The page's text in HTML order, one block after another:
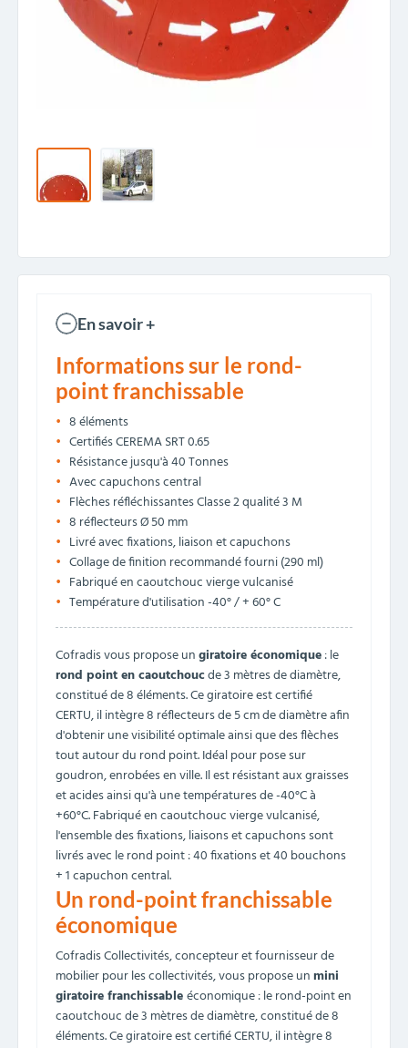
En savoir +
Informations sur le rond-
point franchissable
8 éléments
Certifiés CEREMA SRT 0.65
Résistance jusqu'à 40 Tonnes
Avec capuchons central
Flèches réfléchissantes Classe 2 qualité 3 M
8 réflecteurs Ø 50 mm
Livré avec fixations, liaison et capuchons
Collage de finition recommandé fourni (290 ml)
Fabriqué en caoutchouc vierge vulcanisé
Température d'utilisation -40° / + 60° C
Cofradis vous propose ungiratoire économique: le
rond point en caoutchoucde 3 mètres de diamètre,
constitué de 8 éléments. Ce giratoire est certifié
CERTU, il intègre 8 réflecteurs de 5 cm de diamètre afin
d'obtenir une visibilité optimale ainsi que des flèches
tout autour du rond point. Idéal pour pose sur
goudron, enrobées en ville. Il est résistant aux graisses
et acides ainsi qu'à une températures de -40°C à
+60°C. Fabriqué en caoutchouc vierge vulcanisé,
l'ensemble des fixations, liaisons et capuchons sont
livrés avec le rond point : 40 fixations et 40 bouchons
+ 1 capuchon central.
Un rond-point franchissable
économique
Cofradis Collectivités, concepteur et fournisseur de
mobilier pour les collectivités, vous propose unmini
giratoirefranchissableéconomique : le rond-point en
caoutchouc de 3 mètres de diamètre, constitué de 8
éléments. Ce giratoire est certifié CERTU, il intègre 8